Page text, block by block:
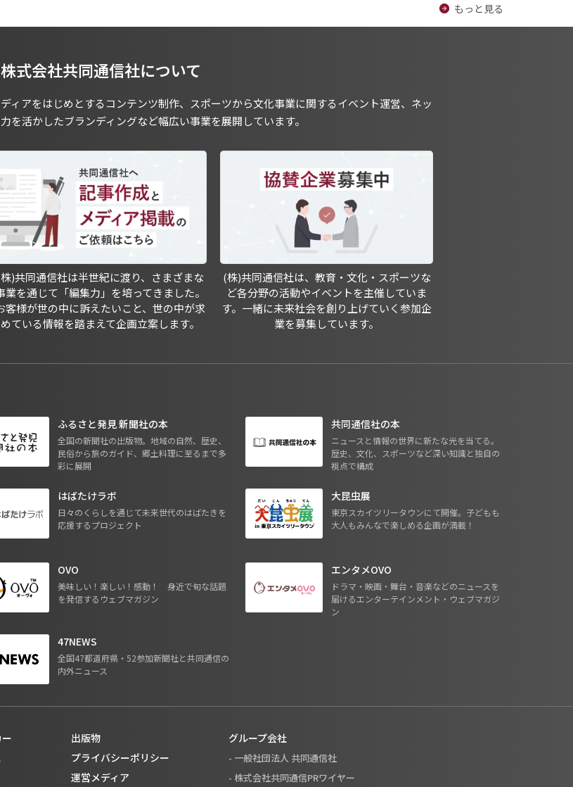
もっと見る
株式会社共同通信社について
ィアをはじめとするコンテンツ制作、スポーツから文化事業に関するイベント運営、ネッ
を活かしたブランディングなど幅広い事業を展開しています。
)共同通信社は半世紀に渡り、さまざまな
業を通じて「編集力」を培ってきました。
客様が世の中に訴えたいこと、世の中が求
めている情報を踏まえて企画立案します。
(株)共同通信社は、教育・文化・スポーツな
ど各分野の活動やイベントを主催していま
す。一緒に未来社会を創り上げていく参加企
業を募集しています。
ふるさと発見 新聞社の本
全国の新聞社の出版物。地域の自然、歴史、
民俗から旅のガイド、郷土料理に至るまで多
彩に展開
共同通信社の本
ニュースと情報の世界に新たな光を当てる。
歴史、文化、スポーツなど深い知識と独自の
視点で構成
はばたけラボ
日々のくらしを通じて未来世代のはばたきを
応援するプロジェクト
大昆虫展
東京スカイツリータウンにて開催。子どもも
大人もみんなで楽しめる企画が満載！
OVO
美味しい！楽しい！感動！ 身近で旬な話題
を発信するウェブマガジン
エンタメOVO
ドラマ・映画・舞台・音楽などのニュースを
届けるエンターテインメント・ウェブマガジ
ン
47NEWS
全国47都道府県・52参加新聞社と共同通信の
内外ニュース
出版物
プライバシーポリシー
運営メディア
グループ会社
- 一般社団法人 共同通信社
- 株式会社共同通信PRワイヤー